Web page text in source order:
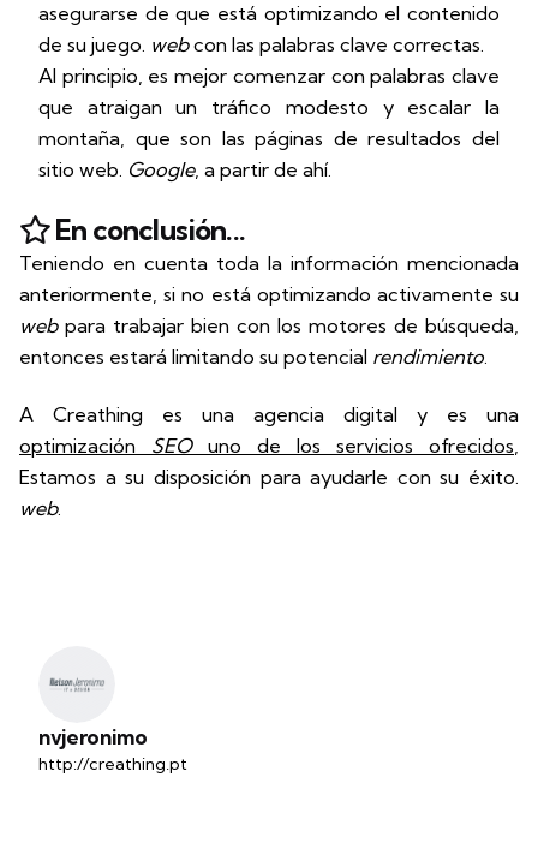
asegurarse de que está optimizando el contenido
de su juego. webcon las palabras clave correctas.
Al principio, es mejor comenzar con palabras clave
que atraigan un tráfico modesto y escalar la
montaña, que son las páginas de resultados del
sitio web. Google, a partir de ahí.
En conclusión...
Teniendo en cuenta toda la información mencionada
anteriormente, si no está optimizando activamente su
webpara trabajar bien con los motores de búsqueda,
entonces estará limitando su potencial rendimiento
A Creathing es una agencia digital y es una
optimización SEOuno de los servicios ofrecidos
Estamos a su disposición para ayudarle con su éxito.
web.
nvjeronimo
http://creathing.pt